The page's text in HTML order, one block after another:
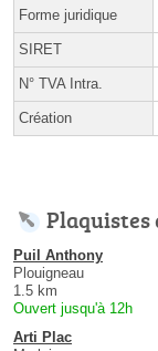
Forme juridique
SIRET
N° TVA Intra.
Création
Puil Anthony
Plouigneau
1.5 km
Ouvert jusqu'à 12h
Arti Plac